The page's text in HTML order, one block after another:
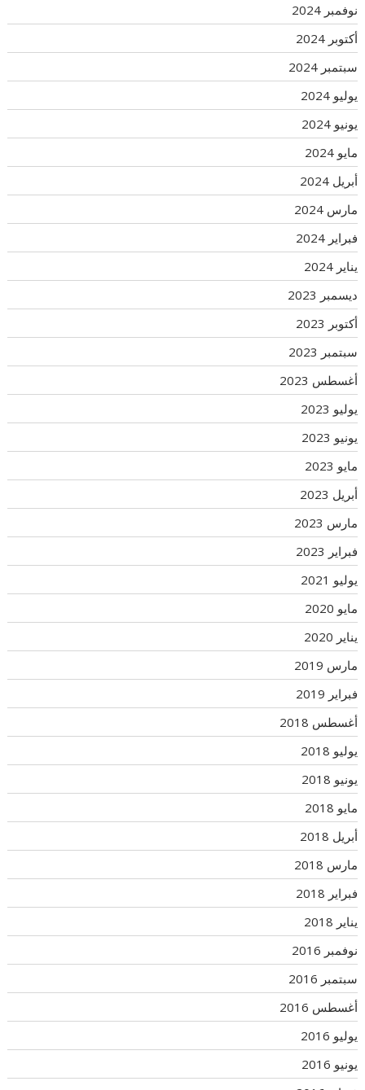
نوفمبر 2024
أكتوبر 2024
سبتمبر 2024
يوليو 2024
يونيو 2024
مايو 2024
أبريل 2024
مارس 2024
فبراير 2024
يناير 2024
ديسمبر 2023
أكتوبر 2023
سبتمبر 2023
أغسطس 2023
يوليو 2023
يونيو 2023
مايو 2023
أبريل 2023
مارس 2023
فبراير 2023
يوليو 2021
مايو 2020
يناير 2020
مارس 2019
فبراير 2019
أغسطس 2018
يوليو 2018
يونيو 2018
مايو 2018
أبريل 2018
مارس 2018
فبراير 2018
يناير 2018
نوفمبر 2016
سبتمبر 2016
أغسطس 2016
يوليو 2016
يونيو 2016